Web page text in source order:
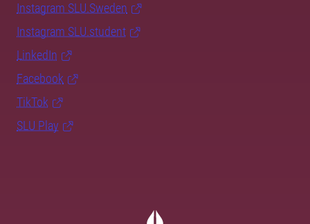
Instagram SLU.Sweden
Instagram SLU.student
LinkedIn
Facebook
TikTok
SLU Play